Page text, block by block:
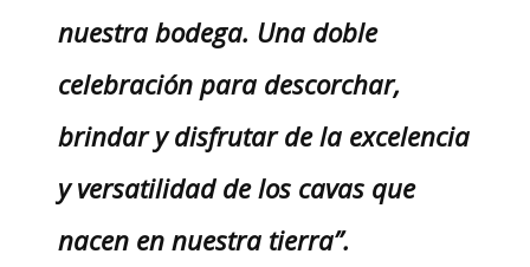
nuestra bodega. Una doble
celebración para descorchar,
brindar y disfrutar de la excelencia
y versatilidad de los cavas que
nacen en nuestra tierra”.